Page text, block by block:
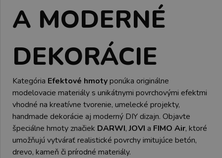
A MODERNÉ
DEKORÁCIE
Kategória Efektové hmotyponúka originálne
modelovacie materiály s unikátnymi povrchovými efektmi
vhodné na kreatívne tvorenie, umelecké projekty,
handmade dekorácie aj moderný DIY dizajn. Objavte
špeciálne hmoty značiek DARWI,JOVI a FIMO Air, ktoré
umožňujú vytvárať realistické povrchy imitujúce betón,
drevo, kameň či prírodné materiály.